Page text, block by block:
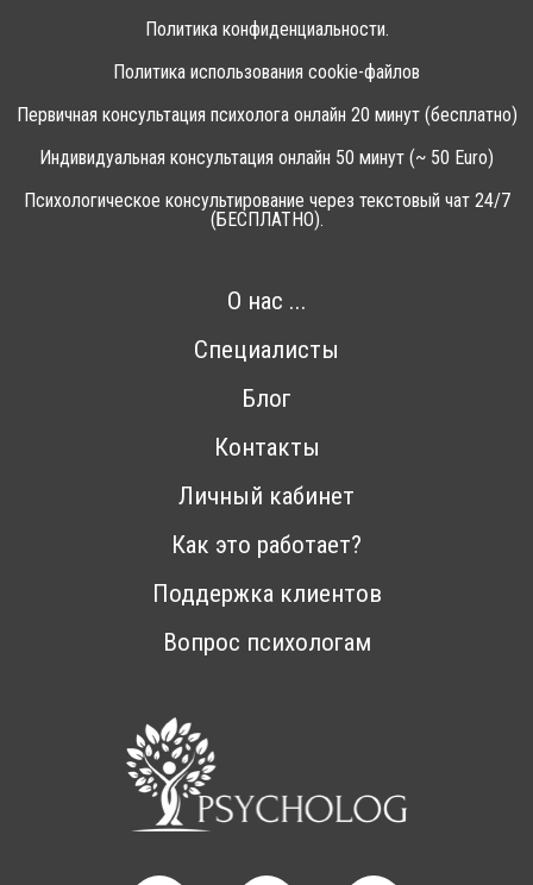
Политика конфиденциальности.
Политика использования cookie-файлов
Первичная консультация психолога онлайн 20 минут (бесплатно)
Индивидуальная консультация онлайн 50 минут (~ 50 Euro)
Психологическое консультирование через текстовый чат 24/7
(БЕСПЛАТНО).
О нас ...
Специалисты
Блог
Контакты
Личный кабинет
Как это работает?
Поддержка клиентов
Вопрос психологам